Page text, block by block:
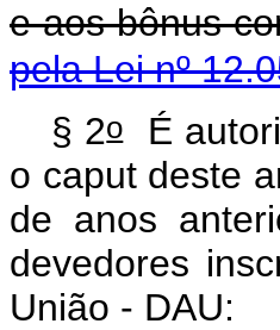
e aos
pela Lei nº
§ 2oÉ
o caputdeste
de anos
devedores
União -